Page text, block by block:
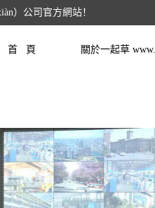
）公司官方網站！
首 頁 關於一起草